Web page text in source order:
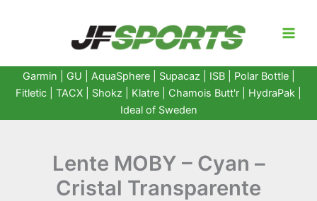
Garmin GU AquaSphere| Supacaz | ISB | Polar Bottle|
Fitletic
TACX Shokz Klatre Chamois Butt'r HydraPak
Ideal of Sweden
Lente MOBY – Cyan –
Cristal Transparente